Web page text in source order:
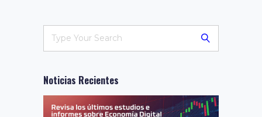
Noticias Recientes